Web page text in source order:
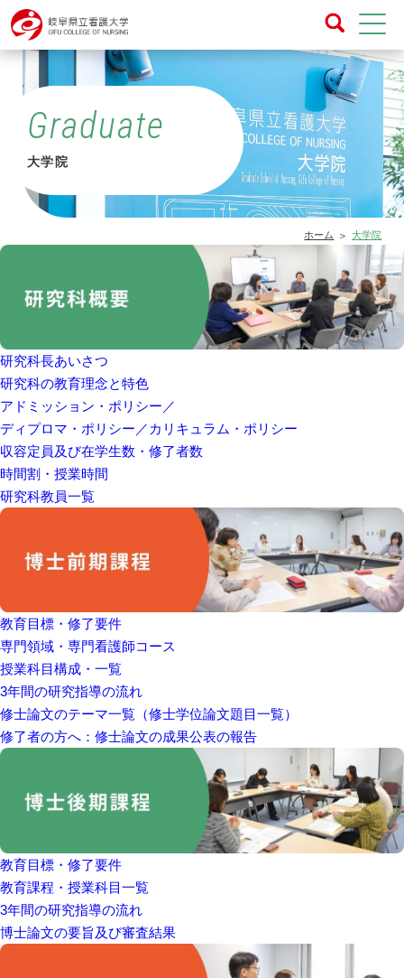
Graduate
大学院
ホーム 大学院
研究科長あいさつ
研究科の教育理念と特色
アドミッション・ポリシー／
ディプロマ・ポリシー／カリキュラム・ポリシー
収容定員及び在学生数・修了者数
時間割・授業時間
研究科教員一覧
教育目標・修了要件
専門領域・専門看護師コース
授業科目構成・一覧
3年間の研究指導の流れ
修士論文のテーマ一覧（修士学位論文題目一覧）
修了者の方へ：修士論文の成果公表の報告
教育目標・修了要件
教育課程・授業科目一覧
3年間の研究指導の流れ
博士論文の要旨及び審査結果